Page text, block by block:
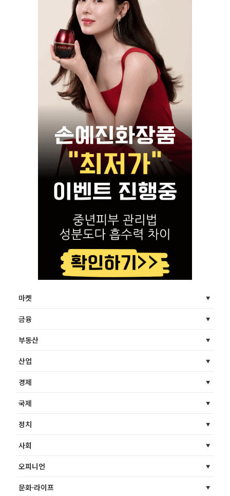
마켓
금융
부동산
산업
경제
국제
정치
사회
오피니언
문화·라이프